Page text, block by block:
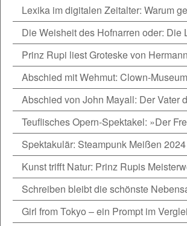
Lexika im digitalen Zeitalter: Warum
Die Weisheit des Hofnarren oder: Die
Prinz Rupi liest Groteske von
Abschied mit Wehmut: Clown-
Abschied von John Mayall: Der Vater
Teuflisches Opern-Spektakel: »Der
Spektakulär: Steampunk Meißen 2024
Kunst trifft Natur: Prinz Rupis
Schreiben bleibt die schönste
Girl from Tokyo – ein Prompt im